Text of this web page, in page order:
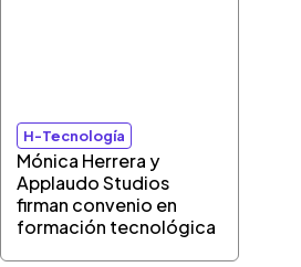
H-Tecnología
Mónica Herrera y
Applaudo Studios
firman convenio en
formación tecnológica